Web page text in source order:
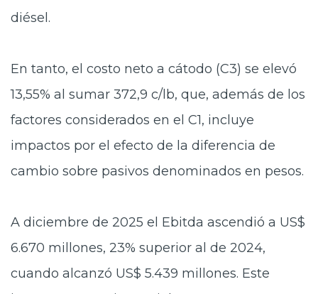
diésel.
En tanto, el costo neto a cátodo (C3) se elevó
13,55% al sumar 372,9 c/lb, que, además de los
factores considerados en el C1, incluye
impactos por el efecto de la diferencia de
cambio sobre pasivos denominados en pesos.
A diciembre de 2025 el Ebitda ascendió a US$
6.670 millones, 23% superior al de 2024,
cuando alcanzó US$ 5.439 millones. Este